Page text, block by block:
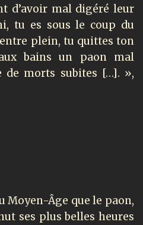
d’avoir mal digéré leur
tu es sous le coup du
plein, tu quittes ton
bains un paon mal
de morts subites […]. »,
Âge que le paon,
ses plus belles heures